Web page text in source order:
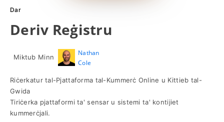
Dar
Deriv Reġistru
Miktub Minn
Nathan
Cole
Riċerkatur tal-Pjattaforma tal-Kummerċ Online u Kittieb tal-
Gwida
Tiriċerka pjattaformi ta' sensar u sistemi ta' kontijiet
kummerċjali.